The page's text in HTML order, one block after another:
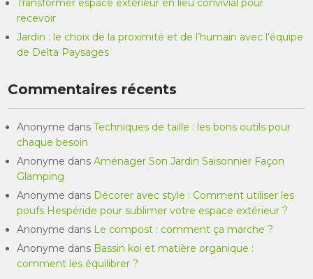
Transformer espace extérieur en lieu convivial pour
recevoir
Jardin : le choix de la proximité et de l’humain avec l’équipe
de Delta Paysages
Commentaires récents
Anonyme dansTechniques de taille : les bons outils pour
chaque besoin
Anonyme dansAménager Son Jardin Saisonnier Façon
Glamping
Anonyme dans Décorer avec style : Comment utiliser les
poufs Hespéride pour sublimer votre espace extérieur ?
Anonyme dans Le compost : comment ça marche ?
Anonyme dans Bassin koi et matière organique :
comment les équilibrer ?